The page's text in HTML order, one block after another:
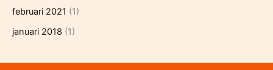
februari 2021 (1)
januari 2018 (1)